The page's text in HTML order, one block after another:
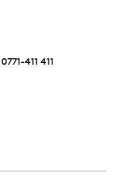
Telefon
0771-411 411